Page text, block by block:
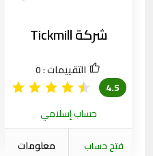
شركة Tickmill
التقييمات :0
4.5
حساب إسلامي
فتح حساب
معلومات